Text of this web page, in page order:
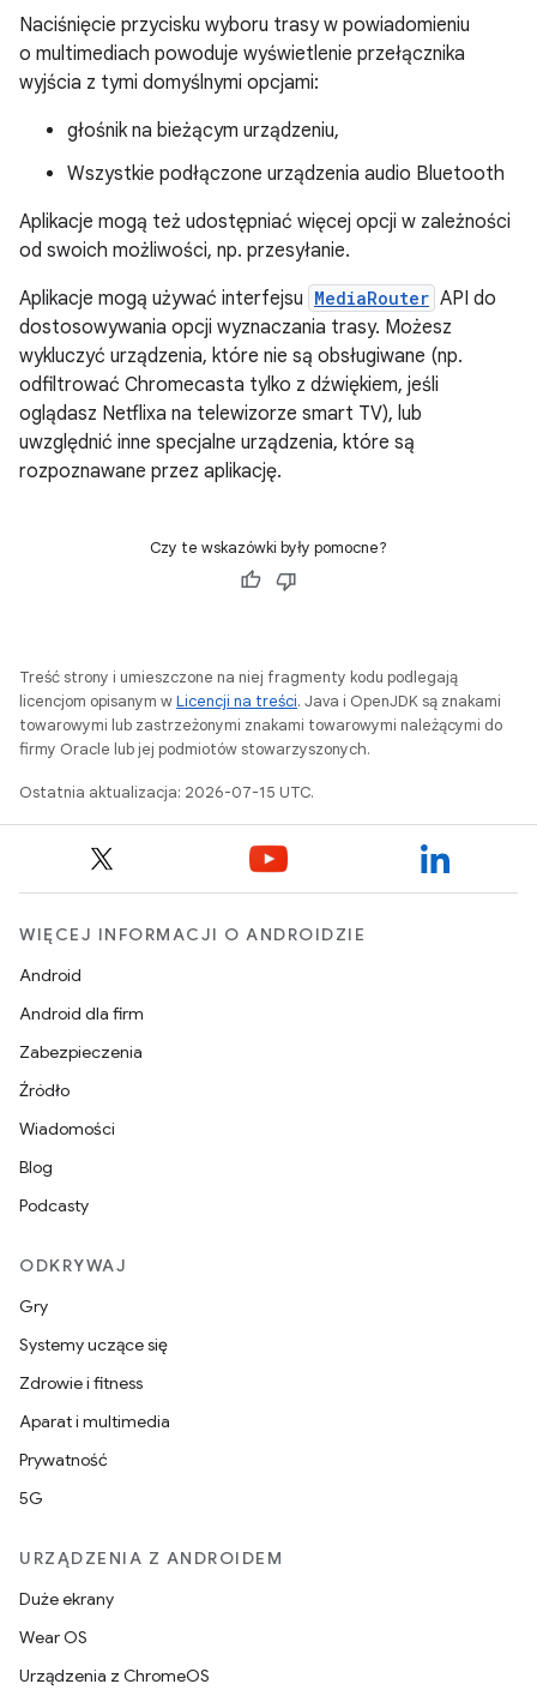
Naciśnięcie przycisku wyboru trasy w powiadomieniu
o multimediach powoduje wyświetlenie przełącznika
wyjścia z tymi domyślnymi opcjami:
głośnik na bieżącym urządzeniu,
Wszystkie podłączone urządzenia audio Bluetooth
Aplikacje mogą też udostępniać więcej opcji w zależności
od swoich możliwości, np. przesyłanie.
Aplikacje mogą używać interfejsu MediaRouter API do
dostosowywania opcji wyznaczania trasy. Możesz
wykluczyć urządzenia, które nie są obsługiwane (np.
odfiltrować Chromecasta tylko z dźwiękiem, jeśli
oglądasz Netflixa na telewizorze smart TV), lub
uwzględnić inne specjalne urządzenia, które są
rozpoznawane przez aplikację.
Czy te wskazówki były pomocne?
Treść strony i umieszczone na niej fragmenty kodu podlegają
licencjom opisanym wLicencji na treści. Java i OpenJDK są znakami
towarowymi lub zastrzeżonymi znakami towarowymi należącymi do
firmy Oracle lub jej podmiotów stowarzyszonych.
Ostatnia aktualizacja: 2026-07-15 UTC.
WIĘCEJ INFORMACJI O ANDROIDZIE
Android
Android dla firm
Zabezpieczenia
Źródło
Wiadomości
Blog
Podcasty
ODKRYWAJ
Gry
Systemy uczące się
Zdrowie i fitness
Aparat i multimedia
Prywatność
5G
URZĄDZENIA Z ANDROIDEM
Duże ekrany
Wear OS
Urządzenia z ChromeOS